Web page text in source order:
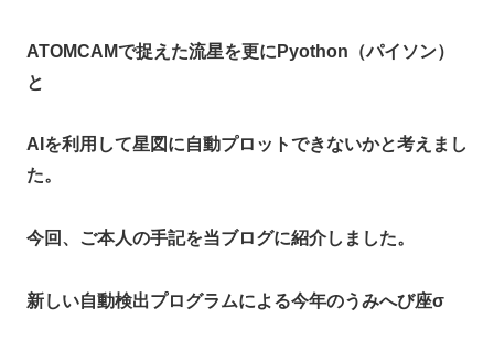
ATOMCAMで捉えた流星を更にPyothon（パイソン）
と
AIを利用して星図に自動プロットできないかと考えまし
た。
今回、ご本人の手記を当ブログに紹介しました。
新しい自動検出プログラムによる今年のうみへび座σ